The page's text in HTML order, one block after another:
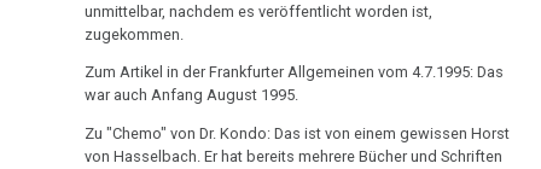
Amstutz:
unmittelbar, nachdem es veröffentlicht worden ist,
zugekommen.
Zum Artikel in der Frankfurter Allgemeinen vom 4.7.1995: Das
war auch Anfang August 1995.
Zu "Chemo" von Dr. Kondo: Das ist von einem gewissen Horst
von Hasselbach. Er hat bereits mehrere Bücher und Schriften